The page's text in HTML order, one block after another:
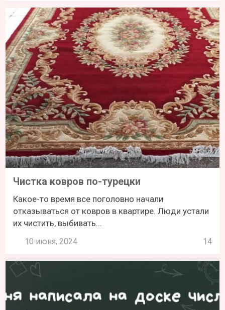
Чистка ковров по-турецки
Какое-то время все поголовно начали
отказываться от ковров в квартире. Люди устали
их чистить, выбивать...
10 июня, 2024 14